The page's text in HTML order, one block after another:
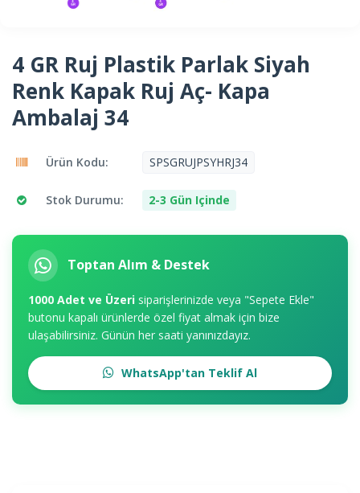
4 GR Ruj Plastik Parlak Siyah
Renk Kapak Ruj Aç- Kapa
Ambalaj 34
Ürün Kodu: SPSGRUJPSYHRJ34
Stok Durumu: 2-3 Gün Içinde
Toptan Alım & Destek
1000 Adet ve Üzeri siparişlerinizde veya "Sepete Ekle"
butonu kapalı ürünlerde özel fiyat almak için bize
ulaşabilirsiniz. Günün her saati yanınızdayız.
WhatsApp'tan Teklif Al